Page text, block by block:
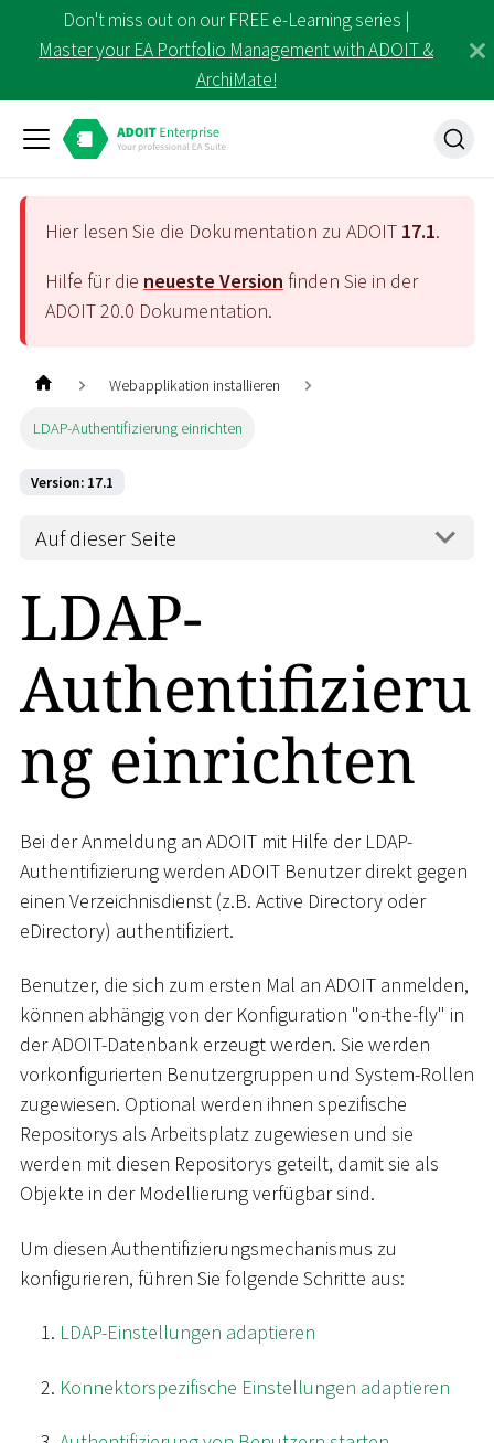
Don't miss out on our FREE e-Learning series |
Master your EA Portfolio Management with ADOIT &
ArchiMate!
Hier lesen Sie die Dokumentation zu ADOIT 17.1.
Hilfe für die neueste Version finden Sie in der
ADOIT20.0 Dokumentation.
Webapplikation installieren
LDAP-Authentifizierung einrichten
Version: 17.1
Auf dieser Seite
LDAP-
Authentifizieru
ng einrichten
Bei der Anmeldung an ADOIT mit Hilfe der LDAP-
Authentifizierung werden ADOIT Benutzer direkt gegen
einen Verzeichnisdienst (z.B. Active Directory oder
eDirectory) authentifiziert.
Benutzer, die sich zum ersten Mal an ADOIT anmelden,
können abhängig von der Konfiguration "on-the-fly" in
der ADOIT-Datenbank erzeugt werden. Sie werden
vorkonfigurierten Benutzergruppen und System-Rollen
zugewiesen. Optional werden ihnen spezifische
Repositorys als Arbeitsplatz zugewiesen und sie
werden mit diesen Repositorys geteilt, damit sie als
Objekte in der Modellierung verfügbar sind.
Um diesen Authentifizierungsmechanismus zu
konfigurieren, führen Sie folgende Schritte aus:
LDAP-Einstellungen adaptieren
Konnektorspezifische Einstellungen adaptieren